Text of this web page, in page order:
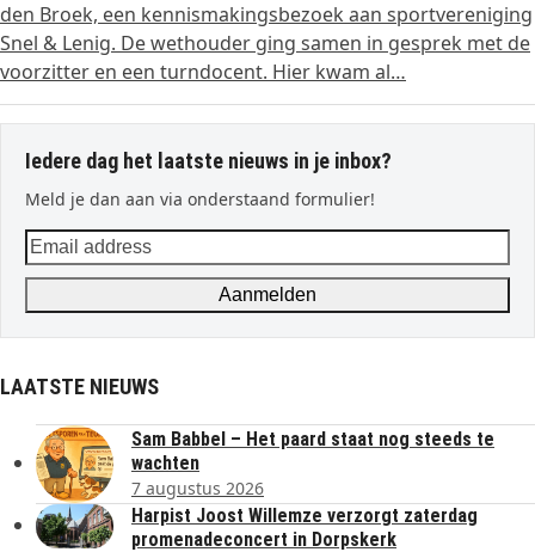
den Broek, een kennismakingsbezoek aan sportvereniging
Snel & Lenig. De wethouder ging samen in gesprek met de
voorzitter en een turndocent. Hier kwam al…
Iedere dag het laatste nieuws in je inbox?
Meld je dan aan via onderstaand formulier!
Email
address
Aanmelden
LAATSTE NIEUWS
Sam Babbel – Het paard staat nog steeds te
wachten
7 augustus 2026
Harpist Joost Willemze verzorgt zaterdag
promenadeconcert in Dorpskerk